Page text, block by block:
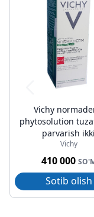
Vichy
phytosolution
parvarish ikki
tomonlama
Vichy
410 000
Sotib olish